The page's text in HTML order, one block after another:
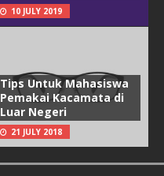
10 JULY 2019
Tips Untuk Mahasiswa
Pemakai Kacamata di
Luar Negeri
21 JULY 2018